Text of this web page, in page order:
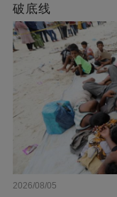
破底线
2026/08/05